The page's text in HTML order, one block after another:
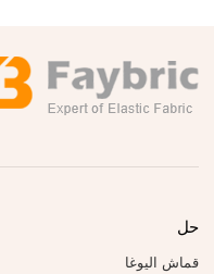
حل
قماش اليوغا